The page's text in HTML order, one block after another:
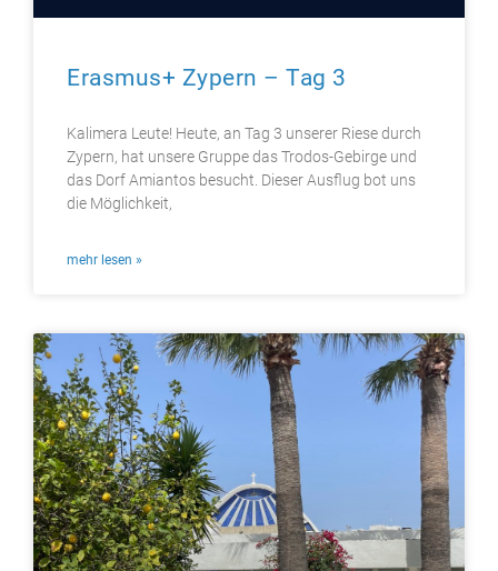
Erasmus+ Zypern – Tag 3​
Kalimera Leute! Heute, an Tag 3 unserer Riese durch
Zypern, hat unsere Gruppe das Trodos-Gebirge und
das Dorf Amiantos besucht. Dieser Ausflug bot uns
die Möglichkeit,
mehr lesen »